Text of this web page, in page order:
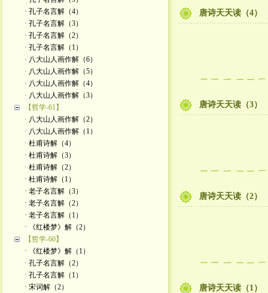
· 孔子名言解（4）
· 孔子名言解（3）
· 孔子名言解（2）
· 孔子名言解（1）
· 八大山人画作解（6）
· 八大山人画作解（5）
· 八大山人画作解（4）
· 八大山人画作解（3）
【哲学-61】
· 八大山人画作解（2）
· 八大山人画作解（1）
· 杜甫诗解（4）
· 杜甫诗解（3）
· 杜甫诗解（2）
· 杜甫诗解（1）
· 老子名言解（3）
· 老子名言解（2）
· 老子名言解（1）
· 《红楼梦》解（2）
【哲学-60】
· 《红楼梦》解（1）
· 孔子名言解（2）
· 孔子名言解（1）
· 宋词解（2）
唐诗天天读（4）
唐诗天天读（3）
唐诗天天读（2）
唐诗天天读（1）